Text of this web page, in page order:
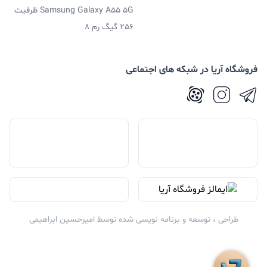
موبایل آیفون ایکس و دیگر گوشی‌های اپل شما را شارژ کند.
این شارژر به طول یک متر بوده و اگر قصد خرید چنین کابل
فروشگاه‌ها باشد.
Samsung Galaxy A55 5G ظرفیت
256 گیگ رم 8
فروشگاه آریا در شبکه های اجتماعی
طراحی ، توسعه و برنامه نویسی شده توسط امیرحسین ابراهیمی